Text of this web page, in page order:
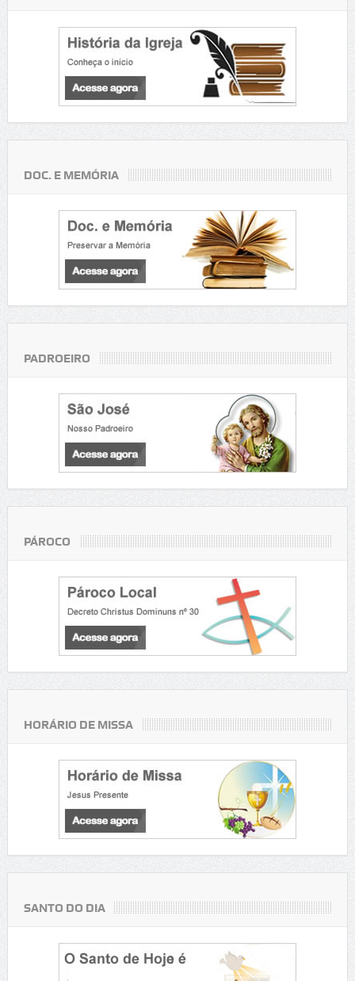
DOC. E MEMÓRIA
PADROEIRO
PÁROCO
HORÁRIO DE MISSA
SANTO DO DIA